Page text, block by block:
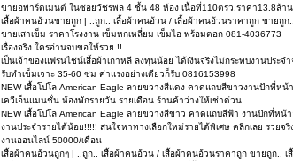
ขายอพาร์ตเมนต์ ในซอยวัชรพล 4 ชั้น 48 ห้อง เนื้อที่110ตรว.ราคา13.8ล้า
เสื้อผ้าคนอ้วนขายถูก | ..ถูก.. เสื้อผ้าคนอ้วน / เสื้อผ้าคนอ้วนราคาถูก ขายถู
ขายเสาเข็ม ราคาโรงงาน เข็มหกเหลี่ยม เข็มไอ พร้อมตอก 081-4036773
เรื่องจริง ใครอ่านจบขอให้รวย !!
เป็นเจ้าของแฟรนไชน์เสื้อผ้าเกาหลี ลงทุนน้อย ได้เงินจริงไม่กระทบงานประจ
รับทำเข็มเจาะ 35-60 ซม ค่าแรงอย่างเดียวก็รับ 0816153998
NEW เสื้อโปโล American Eagle ลายขวางสีแดง คาดแถบสีขาวงานปักที่หน้
เควีเอ็นแมนชั่น ห้องพักรายวัน รายเดือน ร้านค้าว่างให้เช่าด่วน
NEW เสื้อโปโล American Eagle ลายขวางสีขาว คาดแถบสีฟ้า งานปักที่หน้
งานประจำรายได้น้อย!!!!! สนใจหาทางเลือกใหม่รายได้พิเศษ คลิกเลย รวยจริง
งานออนไลน์ 50000/เดือน
เสื้อผ้าคนอ้วนถูกๆ | ..ถูก.. เสื้อผ้าคนอ้วน / เสื้อผ้าคนอ้วนราคาถูก ขายถูก..